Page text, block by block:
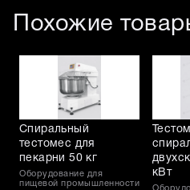
Похожие
Спиральный
тестомес для
пекарни 50 кг
Оборудование для
пищевой промышленности
кВт